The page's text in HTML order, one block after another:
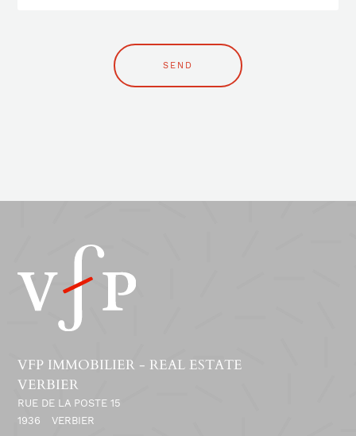
VFP IMMOBILIER - REAL ESTATE
VERBIER
RUE DE LA POSTE 15
1936
VERBIER